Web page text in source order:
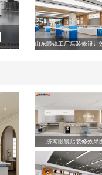
山东眼镜工厂店装修设计
济南眼镜店装修效果